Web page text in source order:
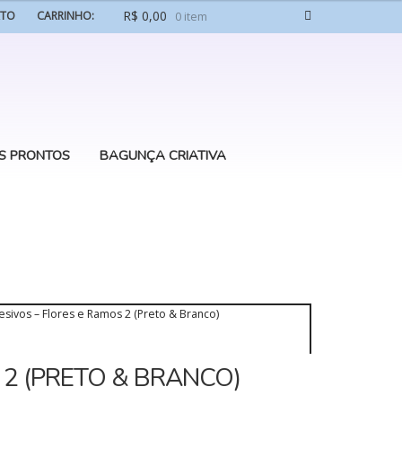
CARRINHO: R$ 0,00 0 item
PRONTOS
BAGUNÇA CRIATIVA
– Flores e Ramos 2 (Preto & Branco)
(PRETO & BRANCO)